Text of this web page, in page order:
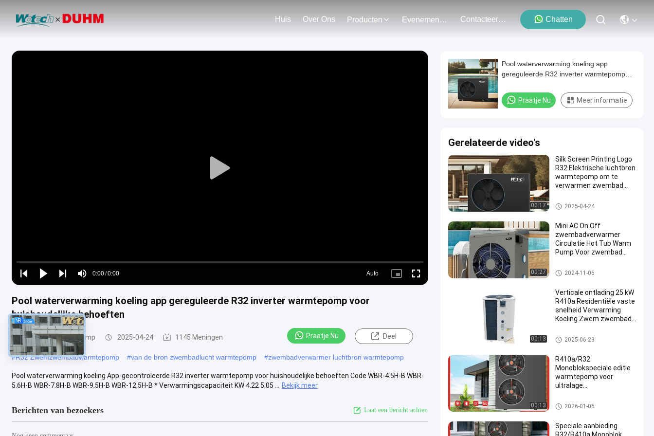
Huis Over Ons Producten Evenementen Contacteer Ons Chatten
Play
Play
Play
Play
Mute
Time
0:00/0:00
Loaded:
0%
Auto
Picture- Fullscreen
Pool waterverwarming koeling app gereguleerde R32 inverter warmtepomp voor
huishoudelijke behoeften
zwembadwarmtepomp 2025-04-24 1145 Meningen Praatje Nu Deel
#R32 Zwemzwembadwarmtepomp #van de bron zwembadlucht warmtepomp #zwembadverwarmer luchtbron warmtepomp
Pool waterverwarming koeling App-gecontroleerde R32 inverter warmtepomp voor huishoudelijke behoeften Code WBR-4.5H-B WBR-
5.6H-B WBR-7.8H-B WBR-9.5H-B WBR-12.5H-B * Verwarmingscapaciteit KW 4.22 5.05 ...
Bekijk meer
Berichten van bezoekers Laat een bericht achter.
Pool waterverwarming koeling app
gereguleerde R32 inverter warmtepomp
Praatje Nu Meer informatie
Gerelateerde video's
00:17
Silk Screen Printing Logo
R32 Elektrische luchtbron
warmtepomp om te
verwarmen zwembad
Residential Fixed Speed Swim
ming Pool Heat Pump
2025-04-24
00:27
Mini AC On Off
zwembadverwarmer
Circulatie Hot Tub Warm
Pump Voor zwembad
Residential Fixed Speed Swim
ming Pool Heat Pump
2024-11-06
00:13
Verticale ontlading 25 kW
R410a Residentiële vaste
snelheid Verwarming
Koeling Zwem zwembad
Residential Fixed Speed Swim
ming Pool Heat Pump
2025-06-23
00:13
R410a/R32
Monoblokspeciale editie
warmtepomp voor
ultralage
in de winter
R32 Inverter Monoblock Heat P
ump
2026-01-06
Speciale aanbieding